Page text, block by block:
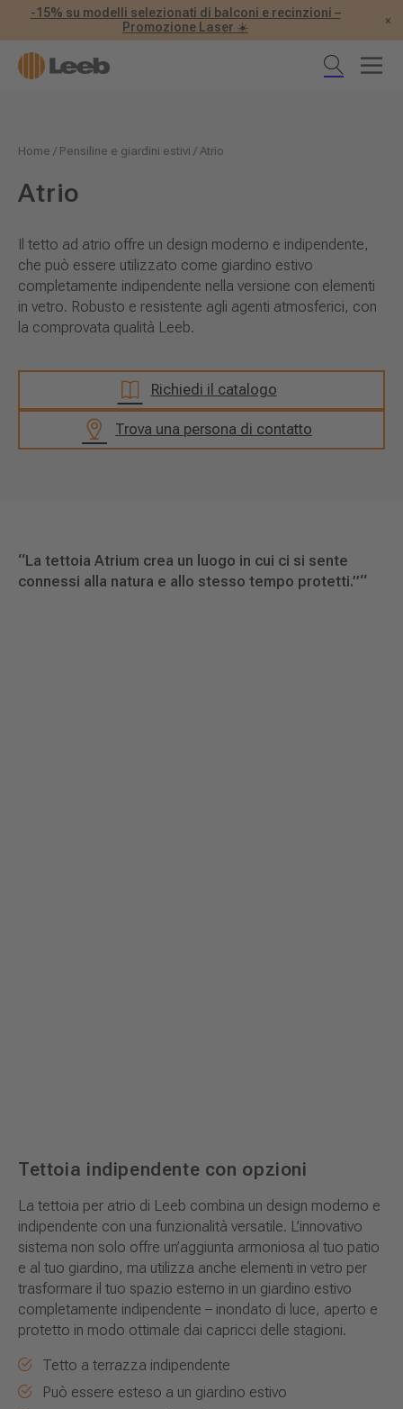
-15% su modelli selezionati di balconi e recinzioni –
Promozione Laser ☀️
×
Home / Pensiline e giardini estivi /Atrio
Atrio
Il tetto ad atrio offre un design moderno e indipendente,
che può essere utilizzato come giardino estivo
completamente indipendente nella versione con elementi
in vetro. Robusto e resistente agli agenti atmosferici, con
la comprovata qualità Leeb.
Richiedi il catalogo
Trova una persona di contatto
“La tettoia Atrium crea un luogo in cui ci si sente
connessi alla natura e allo stesso tempo protetti.”“
Tettoia indipendente con opzioni
La tettoia per atrio di Leeb combina un design moderno e
indipendente con una funzionalità versatile. L’innovativo
sistema non solo offre un’aggiunta armoniosa al tuo patio
e al tuo giardino, ma utilizza anche elementi in vetro per
trasformare il tuo spazio esterno in un giardino estivo
completamente indipendente – inondato di luce, aperto e
protetto in modo ottimale dai capricci delle stagioni.
Tetto a terrazza indipendente
Può essere esteso a un giardino estivo